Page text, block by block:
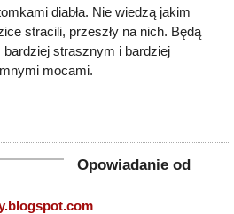
diabła. Nie wiedzą jakim
stracili, przeszły na nich. Będą
bardziej strasznym i bardziej
mocami.
Opowiadanie od